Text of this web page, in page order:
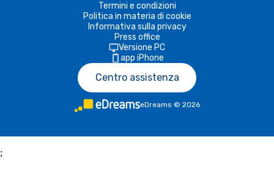
Termini e condizioni
Politica in materia di cookie
Informativa sulla privacy
Press office
Versione PC
app iPhone
Centro assistenza
eDreams © 2026
;